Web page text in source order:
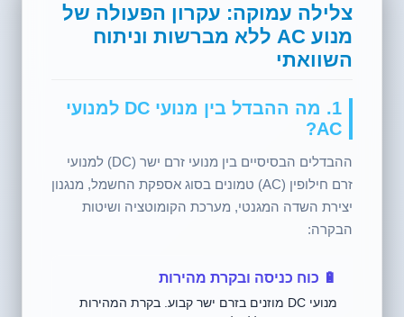
צלילה עמוקה: עקרון הפעולה של
מנוע AC ללא מברשות וניתוח
השוואתי
1. מה ההבדל בין מנועי DC למנועי
AC?
ההבדלים הבסיסיים בין מנועי זרם ישר (DC) למנועי
זרם חילופין (AC) טמונים בסוג אספקת החשמל, מנגנון
יצירת השדה המגנטי, מערכת הקומוטציה ושיטות
הבקרה:
🔋 כוח כניסה ובקרת מהירות
מנועי DC מוזנים בזרם ישר קבוע. בקרת המהירות